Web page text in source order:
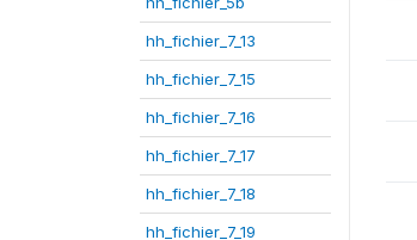
hh_fichier_7_13
hh_fichier_7_15
hh_fichier_7_16
hh_fichier_7_17
hh_fichier_7_18
hh_fichier_7_19